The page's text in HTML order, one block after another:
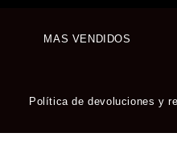
MAS VENDIDOS
Política de devoluciones y